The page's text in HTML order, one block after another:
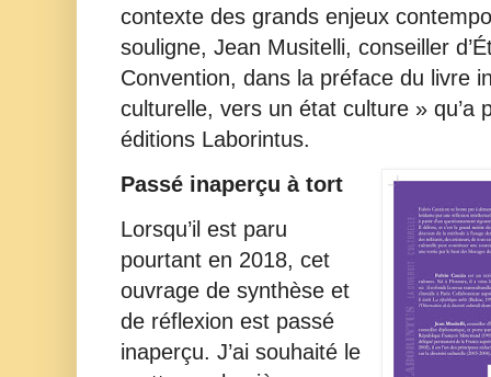
contexte des grands enjeux
souligne, Jean Musitelli, conseiller
Convention, dans la préface du livre
culturelle, vers un état culture » qu’a
éditions Laborintus.
Passé inaperçu à tort
Lorsqu’il est paru
pourtant en 2018, cet
ouvrage de synthèse et
de réflexion est passé
inaperçu. J’ai souhaité le